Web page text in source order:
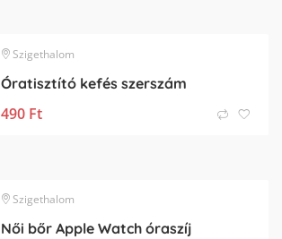
Szigethalom
Óratisztító kefés szerszám
490 Ft
Szigethalom
Női bőr Apple Watch óraszíj